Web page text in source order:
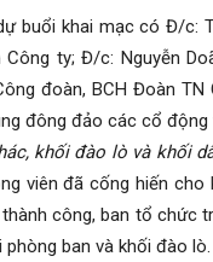
khai mạc có Đ/c:
Công ty; Đ/c: Nguyễn
đoàn, BCH Đoàn
đông đảo các cổ động
khối đào lò và khối
viên đã cống hiến cho
thành công, ban tổ chức
phòng ban và khối đào lò.